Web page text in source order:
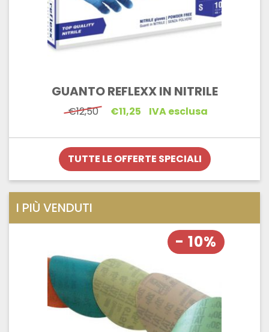
GUANTO REFLEXX IN NITRILE
€12,50 Il
era:
€12,50.
€11,25
Il
è:
€11,25.
IVA esclusa
TUTTE LE OFFERTE SPECIALI
I PIÙ VENDUTI
- 10%